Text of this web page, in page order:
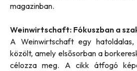
magazinban.
Weinwirtschaft: Fókuszban a
A Weinwirtschaft egy
közölt, amely elsősorban a
célozza meg. A cikk átfogó